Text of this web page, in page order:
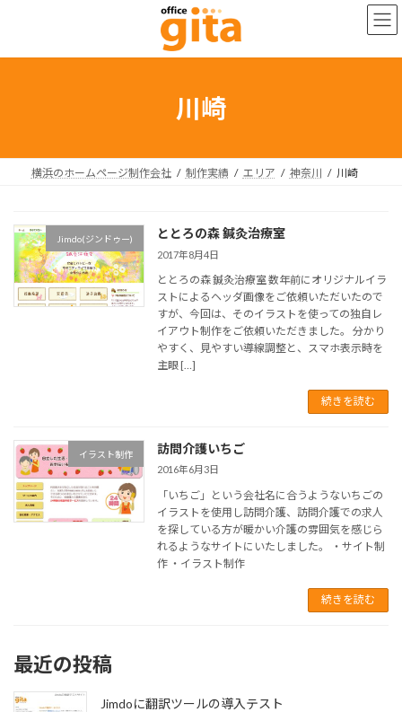
ン
ー
川崎
横浜のホームページ制作会社 制作実績 エリア 神奈川 川崎
Jimdo(ジンドゥー) ととろの森 鍼灸治療室
2017年8月4日
ととろの森 鍼灸治療室 数年前にオリジナルイラ
ストによるヘッダ画像をご依頼いただいたので
すが、今回は、そのイラストを使っての独自レ
イアウト制作をご依頼いただきました。 分かり
やすく、見やすい導線調整と、スマホ表示時を
主眼 […]
続きを読む
イラスト制作 訪問介護いちご
2016年6月3日
「いちご」という会社名に合うようないちごの
イラストを使用し訪問介護、訪問介護での求人
を探している方が暖かい介護の雰囲気を感じら
れるようなサイトにいたしました。 ・サイト制
作 ・イラスト制作
続きを読む
最近の投稿
Jimdoに翻訳ツールの導入テスト